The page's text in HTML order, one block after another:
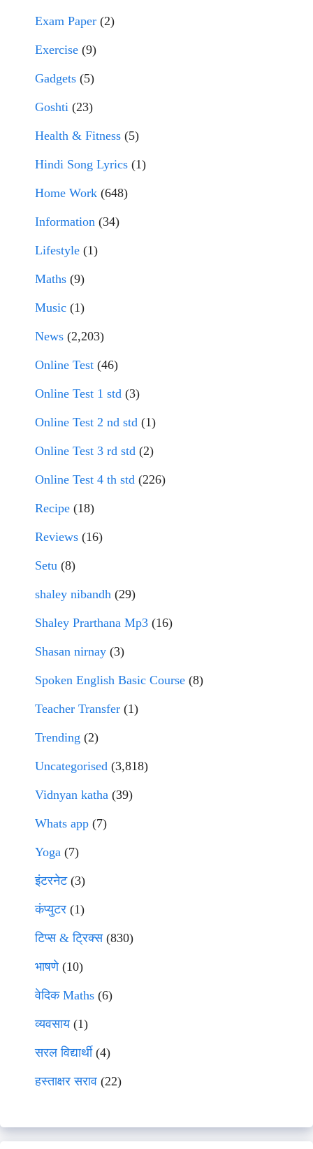
Exam Paper (2)
Exercise (9)
Gadgets (5)
Goshti (23)
Health & Fitness (5)
Hindi Song Lyrics (1)
Home Work (648)
Information (34)
Lifestyle (1)
Maths (9)
Music (1)
News (2,203)
Online Test (46)
Online Test 1 std (3)
Online Test 2 nd std (1)
Online Test 3 rd std (2)
Online Test 4 th std (226)
Recipe (18)
Reviews (16)
Setu (8)
shaley nibandh (29)
Shaley Prarthana Mp3 (16)
Shasan nirnay (3)
Spoken English Basic Course (8)
Teacher Transfer (1)
Trending (2)
Uncategorised (3,818)
Vidnyan katha (39)
Whats app (7)
Yoga (7)
इंटरनेट(3)
कंप्युटर (1)
टिप्स & ट्रिक्स(830)
भाषणे(10)
वेदिक Maths (6)
व्यवसाय(1)
सरल विद्यार्थी(4)
हस्ताक्षर सराव (22)